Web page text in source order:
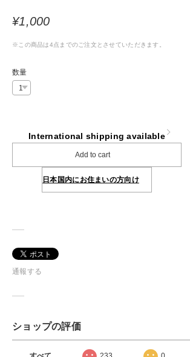
¥1,000
※この商品は4点までのご注文とさせていただきます。
数量
International shipping available
Add to cart
日本国内にお住まいの方向け
通報する
ショップの評価